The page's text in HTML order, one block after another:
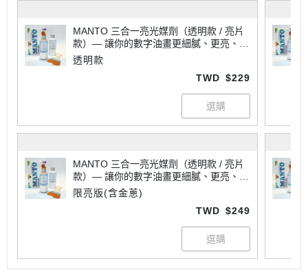
MANTO 三合一亮光媒劑（透明款 / 亮片
款）— 讓你的數字油畫更細膩、更亮、更
專業
透明款
TWD $229
MANTO 三合一亮光媒劑（透明款 / 亮片
款）— 讓你的數字油畫更細膩、更亮、更
專業
限亮版(含金蔥)
TWD $249